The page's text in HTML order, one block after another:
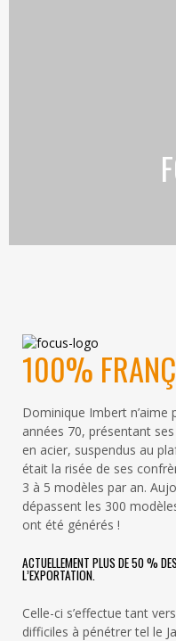
100%
Dominique Imbert n’aime
années 70, présentant
en acier, suspendus au
était la risée de ses
3 à 5 modèles par an.
dépassent les 300
ont été générés !
ACTUELLEMENT PLUS DE 50 %
L’EXPORTATION.
Celle-ci s’effectue tant
difficiles à pénétrer tel le